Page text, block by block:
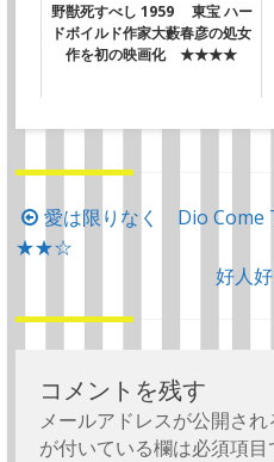
野獣死すべし 1959 東宝 ハー
ドボイルド作家大藪春彦の処女
作を初の映画化 ★★★★
投
稿
ビ
ゲ
愛は限りなく Dio Come
★★☆
好人
コメントを残す
メールアドレスが公開され
が付いている欄は必須項目